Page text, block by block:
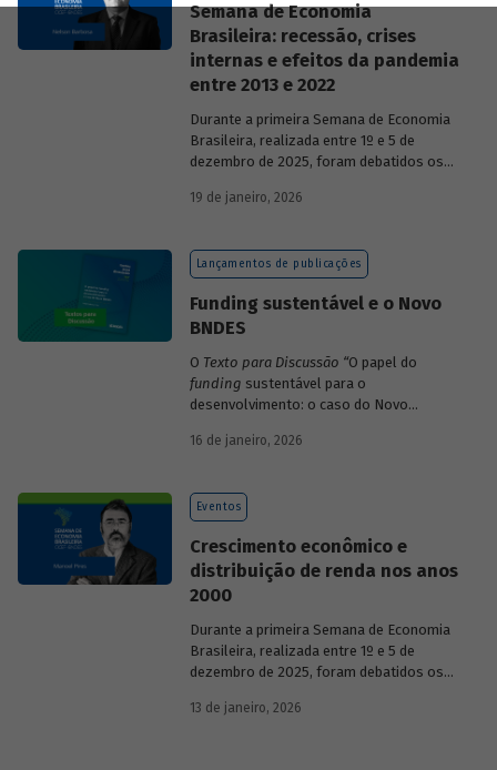
Semana de Economia
Brasileira: recessão, crises
internas e efeitos da pandemia
entre 2013 e 2022
Durante a primeira Semana de Economia
Brasileira, realizada entre 1º e 5 de
dezembro de 2025, foram debatidos os
economia do país nos últimos 40 anos,
economistas renomados.
19 de janeiro, 2026
Lançamentos de publicações
Funding sustentável e o Novo
BNDES
O Texto para Discussão “O papel do
funding sustentável para o
desenvolvimento: o caso do Novo
analisa a estratégia de diversificação das
diante dos atuais desafios de
sustentabilidade social, ambiental e
16 de janeiro, 2026
Eventos
Crescimento econômico e
distribuição de renda nos anos
2000
Durante a primeira Semana de Economia
Brasileira, realizada entre 1º e 5 de
dezembro de 2025, foram debatidos os
economia do país nos últimos 40 anos,
13 de janeiro, 2026